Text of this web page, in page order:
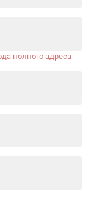
полного адреса